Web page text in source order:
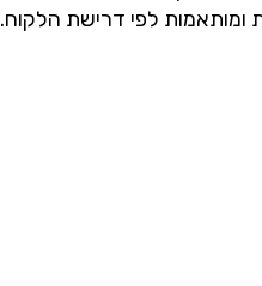
ומותאמות לפי דרישת הלקוח.